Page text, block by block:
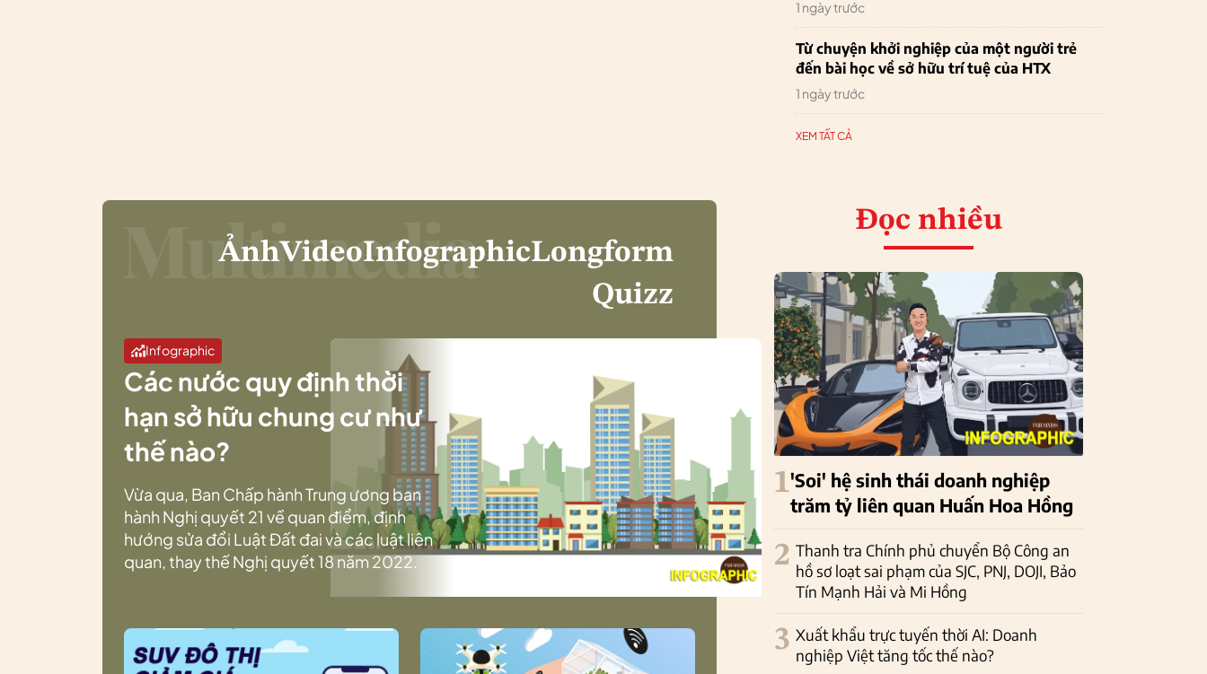
1 ngày trước
Từ chuyện khởi nghiệp của một người trẻ
đến bài học về sở hữu trí tuệ của HTX
1 ngày trước
XEM TẤT CẢ
ẢnhVideoInfographicLongform
Quizz
Infographic
Các nước quy định thời
hạn sở hữu chung cư như
thế nào?
Vừa qua, Ban Chấp hành Trung ương ban
hành Nghị quyết 21 về quan điểm, định
hướng sửa đổi Luật Đất đai và các luật liên
quan, thay thế Nghị quyết 18 năm 2022.
Đọc nhiều
1'Soi' hệ sinh thái doanh nghiệp
trăm tỷ liên quan Huấn Hoa Hồng
2 Thanh tra Chính phủ chuyển Bộ Công an
hồ sơ loạt sai phạm của SJC, PNJ, DOJI, Bảo
Tín Mạnh Hải và Mi Hồng
3 Xuất khẩu trực tuyến thời AI: Doanh
nghiệp Việt tăng tốc thế nào?